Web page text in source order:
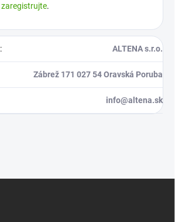
zaregistrujte.
: ALTENA s.r.o.
Zábrež 171 027 54 Oravská Poruba
info@altena.sk